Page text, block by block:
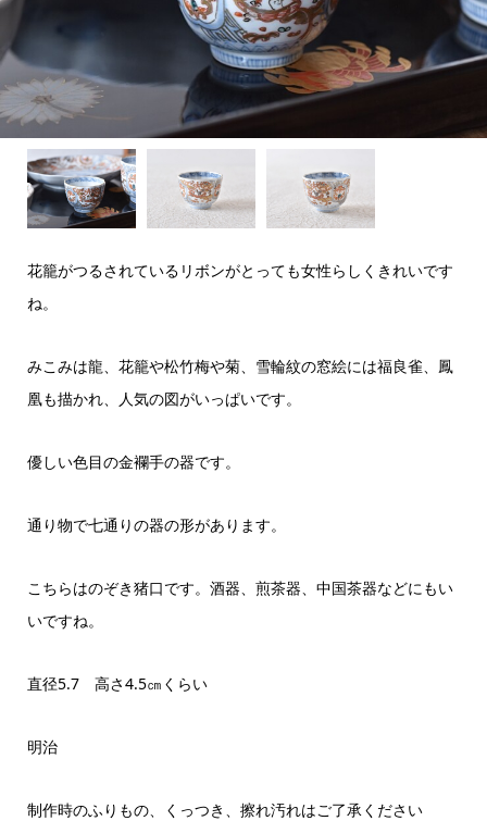
花籠がつるされているリボンがとっても女性らしくきれいです
ね。
みこみは龍、花籠や松竹梅や菊、雪輪紋の窓絵には福良雀、鳳
凰も描かれ、人気の図がいっぱいです。
優しい色目の金襴手の器です。
通り物で七通りの器の形があります。
こちらはのぞき猪口です。酒器、煎茶器、中国茶器などにもい
いですね。
直径5.7 高さ4.5㎝くらい
明治
制作時のふりもの、くっつき、擦れ汚れはご了承ください